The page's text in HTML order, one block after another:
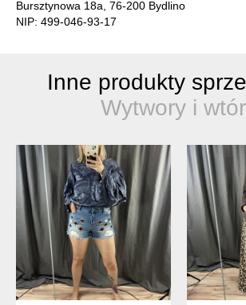
Bursztynowa 18a, 76-200 Bydlino
NIP: 499-046-93-17
Inne produkty
Wytwory i